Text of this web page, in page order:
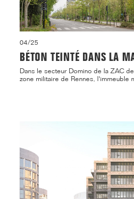
04/25
BÉTON TEINTÉ DANS LA
Dans le secteur Domino de la ZAC
zone militaire de Rennes, l'immeuble